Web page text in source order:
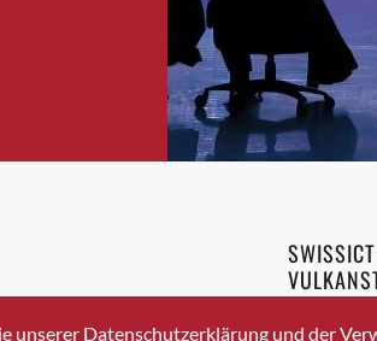
Bäretswil
Bülach
Cazis
Cham
Davos Platz
Davos Platz 1
336 40 20
SWISSICT
8048
unserer Datenschutzerklärung und der